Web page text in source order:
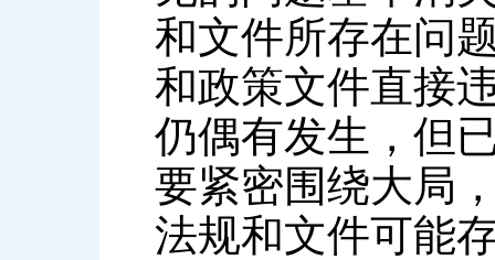
和文件所存在问
和政策文件直接
仍偶有发生，但
要紧密围绕大局
法规和文件可能